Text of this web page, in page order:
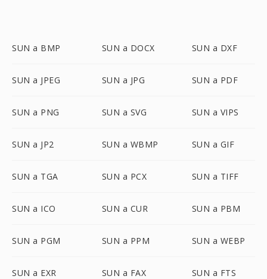
SUN a BMP SUN a DOCX SUN a DXF
SUN a JPEG SUN a JPG SUN a PDF
SUN a PNG SUN a SVG SUN a VIPS
SUN a JP2 SUN a WBMP SUN a GIF
SUN a TGA SUN a PCX SUN a TIFF
SUN a ICO SUN a CUR SUN a PBM
SUN a PGM SUN a PPM SUN a WEBP
SUN a EXR SUN a FAX SUN a FTS